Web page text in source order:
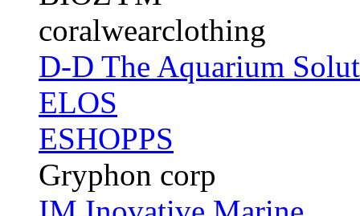
coralwearclothing
D-D The Aquarium
ELOS
ESHOPPS
Gryphon corp